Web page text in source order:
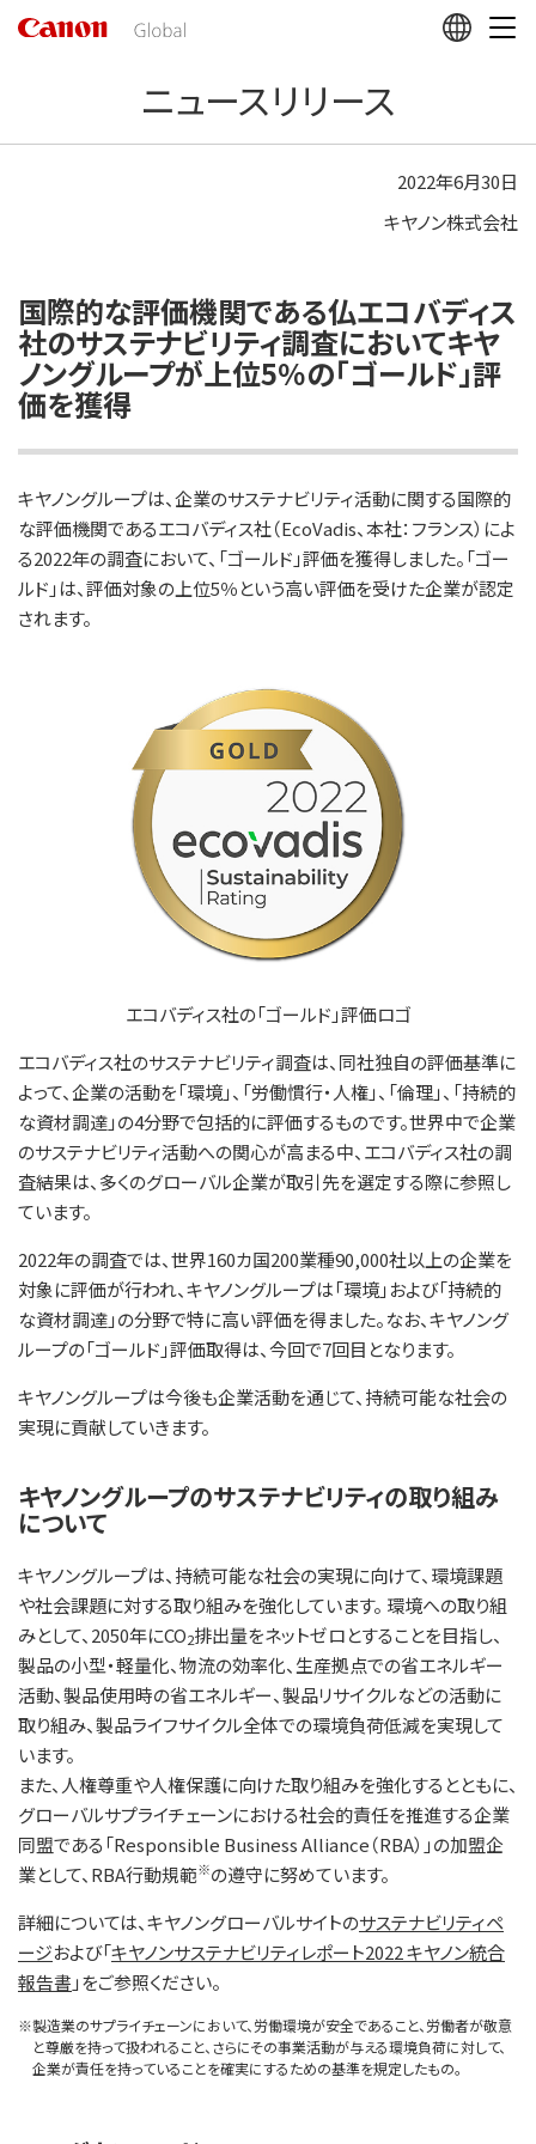
の
ニュースリリース
2022年6月30日
キヤノン株式会社
国際的な評価機関である仏エコバディス
社のサステナビリティ調査においてキヤ
ノングループが上位5％の「ゴールド」評
価を獲得
キヤノングループは、企業のサステナビリティ活動に関する国際的
な評価機関であるエコバディス社（EcoVadis、本社：フランス）によ
る2022年の調査において、「ゴールド」評価を獲得しました。「ゴー
ルド」は、評価対象の上位5％という高い評価を受けた企業が認定
されます。
エコバディス社の「ゴールド」評価ロゴ
エコバディス社のサステナビリティ調査は、同社独自の評価基準に
よって、企業の活動を「環境」、「労働慣行・人権」、「倫理」、「持続的
な資材調達」の4分野で包括的に評価するものです。世界中で企業
のサステナビリティ活動への関心が高まる中、エコバディス社の調
査結果は、多くのグローバル企業が取引先を選定する際に参照し
ています。
2022年の調査では、世界160カ国200業種90,000社以上の企業を
対象に評価が行われ、キヤノングループは「環境」および「持続的
な資材調達」の分野で特に高い評価を得ました。なお、キヤノング
ループの「ゴールド」評価取得は、今回で7回目となります。
キヤノングループは今後も企業活動を通じて、持続可能な社会の
実現に貢献していきます。
キヤノングループのサステナビリティの取り組み
について
キヤノングループは、持続可能な社会の実現に向けて、環境課題
や社会課題に対する取り組みを強化しています。 環境への取り組
みとして、2050年にCO2排出量をネットゼロとすることを目指し、
製品の小型・軽量化、物流の効率化、生産拠点での省エネルギー
活動、製品使用時の省エネルギー、製品リサイクルなどの活動に
取り組み、製品ライフサイクル全体での環境負荷低減を実現して
います。
また、人権尊重や人権保護に向けた取り組みを強化するとともに、
グローバルサプライチェーンにおける社会的責任を推進する企業
同盟である「Responsible Business Alliance（RBA）」の加盟企
業として、RBA行動規範※の遵守に努めています。
詳細については、キヤノングローバルサイトのサステナビリティペ
ージおよび「キヤノンサステナビリティレポート2022 キヤノン統合
報告書 」をご参照ください。
※製造業のサプライチェーンにおいて、労働環境が安全であること、労働者が敬意
と尊厳を持って扱われること、さらにその事業活動が与える環境負荷に対して、
企業が責任を持っていることを確実にするための基準を規定したもの。